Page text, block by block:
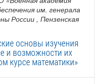
им. генерала
России, Пензенская
основы изучения
и возможности их
курсе математики»